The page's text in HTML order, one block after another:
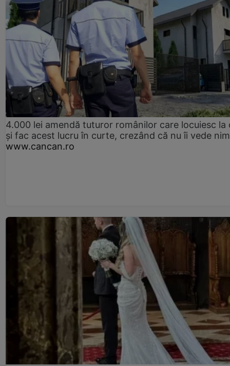
4.000 lei amendă tuturor românilor care locuiesc la
și fac acest lucru în curte, crezând că nu îi vede
www.cancan.ro